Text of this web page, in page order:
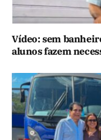
Vídeo: sem
alunos fazem